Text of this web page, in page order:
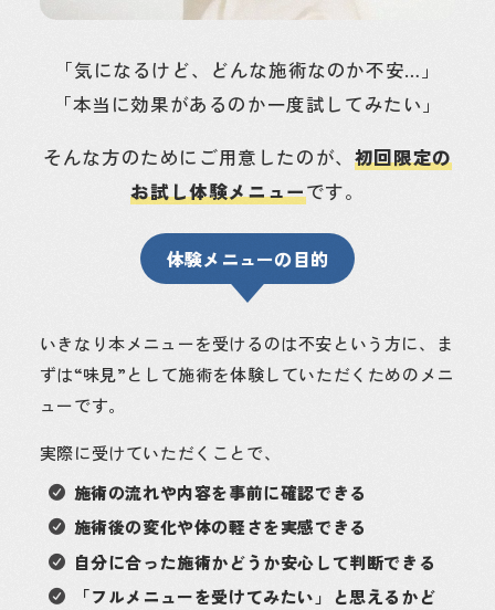
「気になるけど、どんな施術なのか不安…」
「本当に効果があるのか一度試してみたい」
そんな方のためにご用意したのが、 初回限定の
お試し体験メニューです。
体験メニューの目的
いきなり本メニューを受けるのは不安という方に、ま
ずは“味見”として施術を体験していただくためのメニ
ューです。
実際に受けていただくことで、
施術の流れや内容を事前に確認できる
施術後の変化や体の軽さを実感できる
自分に合った施術かどうか安心して判断できる
「フルメニューを受けてみたい」と思えるかど